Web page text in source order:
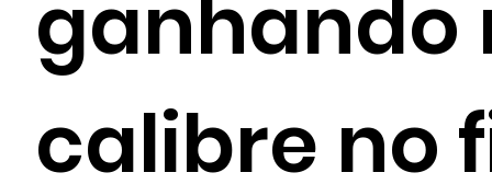
ganhando
calibre no